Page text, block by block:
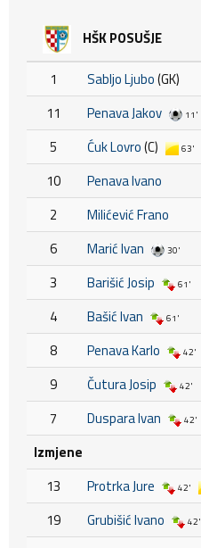
HŠK POSUŠJE
1 Sabljo Ljubo(GK)
11
Penava Jakov 11'
5 Ćuk Lovro(C) 63'
10
Penava Ivano
2
Milićević Frano
6
Marić Ivan 30'
3 Barišić Josip 61'
4 Bašić Ivan 61'
8 Penava Karlo 42'
9 Čutura Josip 42'
7 Duspara Ivan 42'
Izmjene
13
Protrka Jure 42'
19 Grubišić Ivano 42'